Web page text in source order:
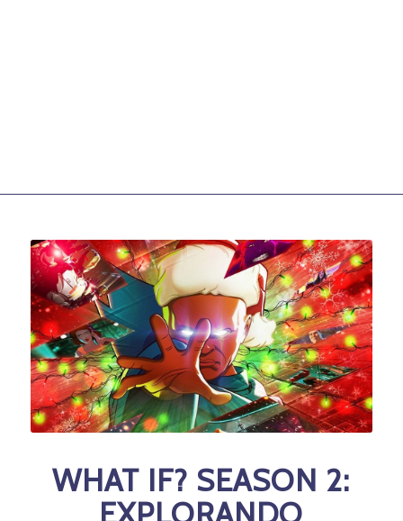
WHAT IF? SEASON 2: